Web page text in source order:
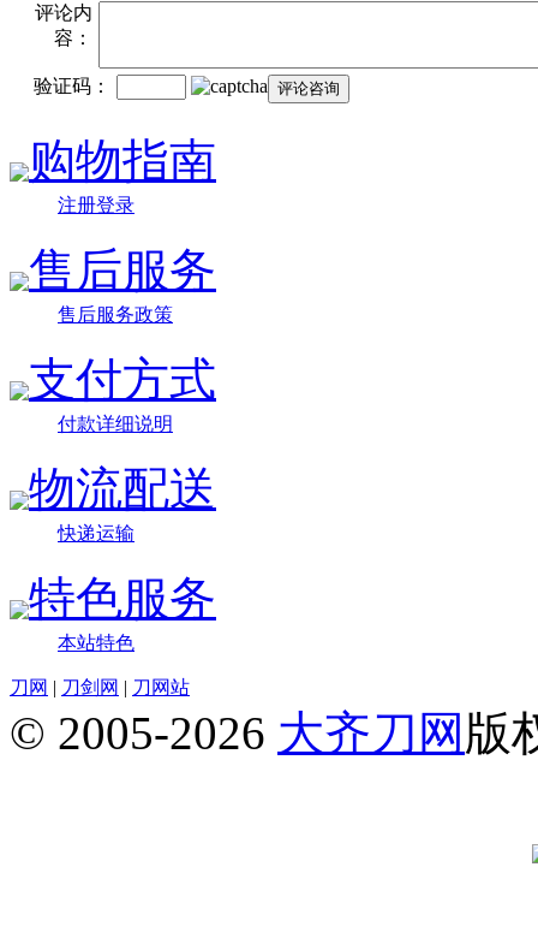
评论内
容：
验证码：
购物指南
注册登录
售后服务
售后服务政策
支付方式
付款详细说明
物流配送
快递运输
特色服务
本站特色
刀网 | 刀剑网 | 刀网站
© 2005-2026 大齐刀网 版